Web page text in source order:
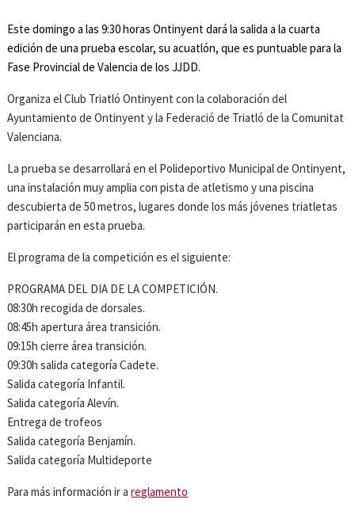
Este domingo a las 9:30 horas Ontinyent dará la salida a la cuarta
edición de una prueba escolar, su acuatlón, que es puntuable para la
Fase Provincial de Valencia de los JJDD.
Organiza el Club Triatló Ontinyent con la colaboración del
Ayuntamiento de Ontinyent y la Federació de Triatló de la Comunitat
Valenciana.
La prueba se desarrollará en el Polideportivo Municipal de Ontinyent,
una instalación muy amplia con pista de atletismo y una piscina
descubierta de 50 metros, lugares donde los más jóvenes triatletas
participarán en esta prueba.
El programa de la competición es el siguiente:
PROGRAMA DEL DIA DE LA COMPETICIÓN.
08:30h recogida de dorsales.
08:45h apertura área transición.
09:15h cierre área transición.
09:30h salida categoría Cadete.
Salida categoría Infantil.
Salida categoría Alevín.
Entrega de trofeos
Salida categoría Benjamín.
Salida categoría Multideporte
Para más información ir areglamento